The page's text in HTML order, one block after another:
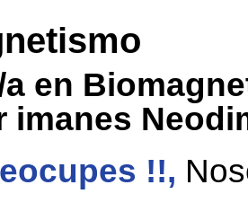
en
imanes
!!,